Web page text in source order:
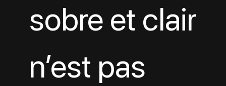
sobre et clair
n’est pas